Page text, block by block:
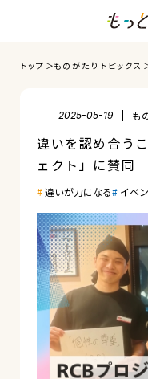
トップ ものがたりトピックス
2025-05-19 も
違いを認め合う
ェクト」に賛同
違いが力になる イベ